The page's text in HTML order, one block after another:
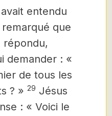
entendu
que
répondu,
demander : «
de tous les
? » 29 Jésus
: « Voici le